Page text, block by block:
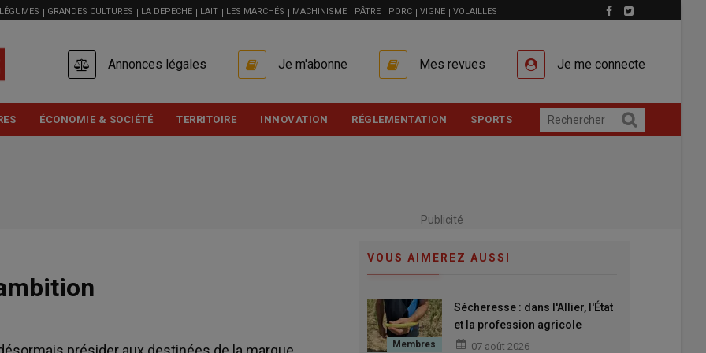
GRANDES CULTURES LA DEPECHE LAIT LES MARCHÉS MACHINISME PÂTRE PORC VIGNE VOLAILLES
ACCOUNT
Annonces légales Je m'abonne Mes revues Je me connecte
ÉCONOMIE & SOCIÉTÉ TERRITOIRE INNOVATION RÉGLEMENTATION SPORTS
Publicité
VOUS AIMEREZ AUSSI
Sécheresse : dans l'Allier, l'État
et la profession agricole
unissent leurs forces face à une
07 août 2026